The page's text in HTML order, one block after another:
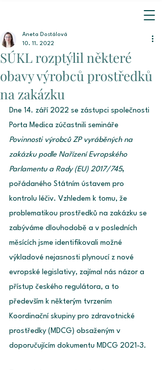
SÚKL rozptýlil některé
obavy výrobců prostředků
na zakázku
Aneta Dostálová
10. 11. 2022
Dne 14. září 2022 se zástupci společnosti
Porta Medica zúčastnili semináře
Povinnosti výrobců ZP vyráběných na
zakázku podle Nařízení Evropského
Parlamentu a Rady (EU) 2017/745,
pořádaného Státním ústavem pro
kontrolu léčiv. Vzhledem k tomu, že
problematikou prostředků na zakázku se
zabýváme dlouhodobě a v posledních
měsících jsme identifikovali možné
výkladové nejasnosti plynoucí z nové
evropské legislativy, zajímal nás názor a
přístup českého regulátora, a to
především k některým tvrzením
Koordinační skupiny pro zdravotnické
prostředky (MDCG) obsaženým v
doporučujícím dokumentu MDCG 2021-3.